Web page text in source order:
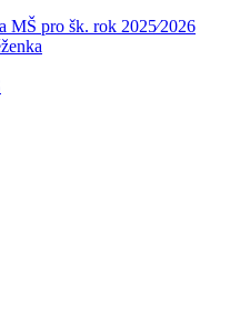
MŠ pro šk. rok 2025⁄2026